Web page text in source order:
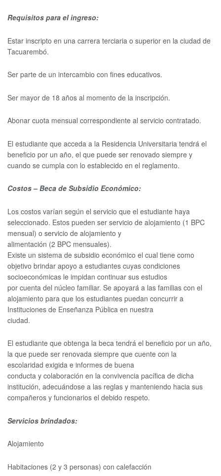
Requisitos para el ingreso:
Estar inscripto en una carrera terciaria o superior en la ciudad de
Tacuarembó.
Ser parte de un intercambio con fines educativos.
Ser mayor de 18 años al momento de la inscripción.
Abonar cuota mensual correspondiente al servicio contratado.
El estudiante que acceda a la Residencia Universitaria tendrá el
beneficio por un año, el que puede ser renovado siempre y
cuando se cumpla con lo establecido en el reglamento.
Costos – Beca de Subsidio Económico:
Los costos varían según el servicio que el estudiante haya
seleccionado. Estos pueden ser servicio de alojamiento (1 BPC
mensual) o servicio de alojamiento y
alimentación (2 BPC mensuales).
Existe un sistema de subsidio económico el cual tiene como
objetivo brindar apoyo a estudiantes cuyas condiciones
socioeconómicas le impidan continuar sus estudios
por cuenta del núcleo familiar. Se apoyará a las familias con el
alojamiento para que los estudiantes puedan concurrir a
Instituciones de Enseñanza Pública en nuestra
ciudad.
El estudiante que obtenga la beca tendrá el beneficio por un año,
la que puede ser renovada siempre que cuente con la
escolaridad exigida e informes de buena
conducta y colaboración en la convivencia pacífica de dicha
institución, adecuándose a las reglas y manteniendo hacia sus
compañeros y funcionarios el debido respeto.
Servicios brindados:
Alojamiento
Habitaciones (2 y 3 personas) con calefacción